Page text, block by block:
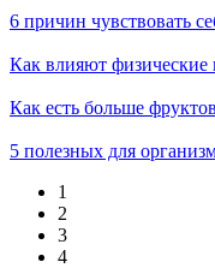
6 причин чувствовать
Как влияют физические
Как есть больше фруктов
5 полезных для
1
2
3
4